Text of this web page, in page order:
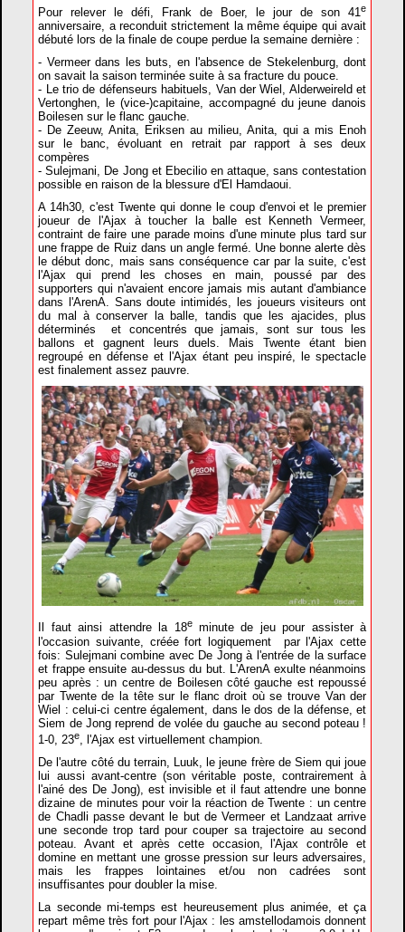
Pour relever le défi, Frank de Boer, le jour de son 41e
anniversaire, a reconduit strictement la même équipe qui avait
débuté lors de la finale de coupe perdue la semaine dernière :
- Vermeer dans les buts, en l'absence de Stekelenburg, dont
on savait la saison terminée suite à sa fracture du pouce.
- Le trio de défenseurs habituels, Van der Wiel, Alderweireld et
Vertonghen, le (vice-)capitaine, accompagné du jeune danois
Boilesen sur le flanc gauche.
- De Zeeuw, Anita, Eriksen au milieu, Anita, qui a mis Enoh
sur le banc, évoluant en retrait par rapport à ses deux
compères
- Sulejmani, De Jong et Ebecilio en attaque, sans contestation
possible en raison de la blessure d'El Hamdaoui.
A 14h30, c'est Twente qui donne le coup d'envoi et le premier
joueur de l'Ajax à toucher la balle est Kenneth Vermeer,
contraint de faire une parade moins d'une minute plus tard sur
une frappe de Ruiz dans un angle fermé. Une bonne alerte dès
le début donc, mais sans conséquence car par la suite, c'est
l'Ajax qui prend les choses en main, poussé par des
supporters qui n'avaient encore jamais mis autant d'ambiance
dans l'ArenA. Sans doute intimidés, les joueurs visiteurs ont
du mal à conserver la balle, tandis que les ajacides, plus
déterminés et concentrés que jamais, sont sur tous les
ballons et gagnent leurs duels. Mais Twente étant bien
regroupé en défense et l'Ajax étant peu inspiré, le spectacle
est finalement assez pauvre.
Il faut ainsi attendre la 18eminute de jeu pour assister à
l'occasion suivante, créée fort logiquement par l'Ajax cette
fois: Sulejmani combine avec De Jong à l'entrée de la surface
et frappe ensuite au-dessus du but. L'ArenA exulte néanmoins
peu après : un centre de Boilesen côté gauche est repoussé
par Twente de la tête sur le flanc droit où se trouve Van der
Wiel : celui-ci centre également, dans le dos de la défense, et
Siem de Jong reprend de volée du gauche au second poteau !
1-0, 23e
, l'Ajax est virtuellement champion.
De l'autre côté du terrain, Luuk, le jeune frère de Siem qui joue
lui aussi avant-centre (son véritable poste, contrairement à
l'ainé des De Jong), est invisible et il faut attendre une bonne
dizaine de minutes pour voir la réaction de Twente : un centre
de Chadli passe devant le but de Vermeer et Landzaat arrive
une seconde trop tard pour couper sa trajectoire au second
poteau. Avant et après cette occasion, l'Ajax contrôle et
domine en mettant une grosse pression sur leurs adversaires,
mais les frappes lointaines et/ou non cadrées sont
insuffisantes pour doubler la mise.
La seconde mi-temps est heureusement plus animée, et ça
repart même très fort pour l'Ajax : les amstellodamois donnent